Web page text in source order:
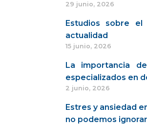
29 junio, 2026
Estudios sobre
actualidad
15 junio, 2026
La importancia
especializados en
2 junio, 2026
Estres y ansiedad
no podemos ignorar